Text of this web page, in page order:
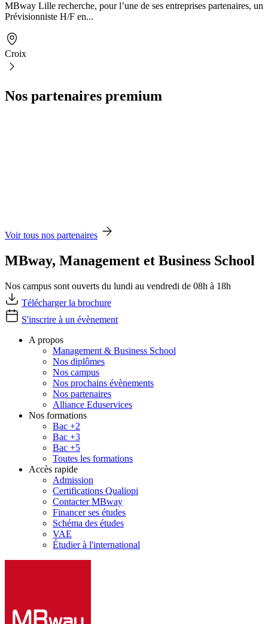
MBway Lille recherche, pour l’une de ses entreprises partenaires, un
Prévisionniste H/F en...
Croix
Nos partenaires premium
Voir tous nos partenaires
MBway, Management et Business School
Nos campus sont ouverts du lundi au vendredi de 08h à 18h
Télécharger la brochure
S'inscrire à un évènement
A propos
Management & Business School
Nos diplômes
Nos campus
Nos prochains évènements
Nos partenaires
Alliance Eduservices
Nos formations
Bac +2
Bac +3
Bac +5
Toutes les formations
Accès rapide
Admission
Certifications Qualiopi
Contacter MBway
Financer ses études
Schéma des études
VAE
Étudier à l'international